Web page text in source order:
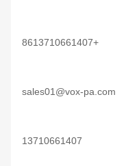
+8613710661407
sales01@vox-pa.com
13710661407